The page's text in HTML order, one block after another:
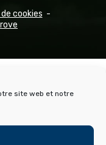
site web et notre
cookies